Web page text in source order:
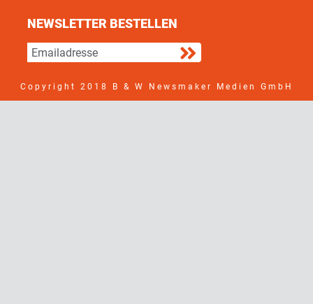
NEWSLETTER BESTELLEN
Copyright 2018 B & W Newsmaker Medien GmbH